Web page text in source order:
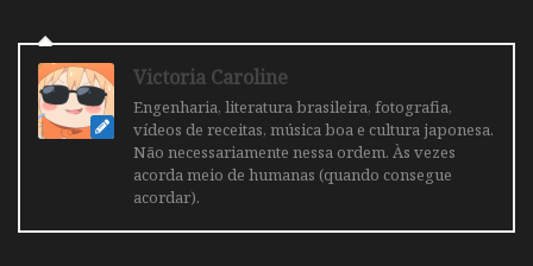
Victoria Caroline
Engenharia, literatura brasileira, fotografia,
vídeos de receitas, música boa e cultura japonesa.
Não necessariamente nessa ordem. Às vezes
acorda meio de humanas (quando consegue
acordar).